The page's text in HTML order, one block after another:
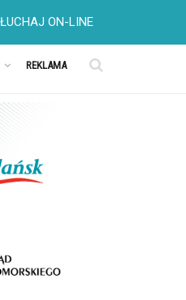
ON-LINE
REKLAMA